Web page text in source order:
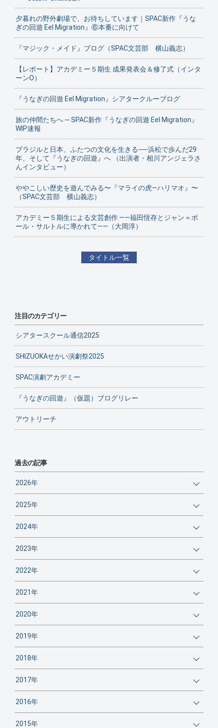
夕暮れの野外劇場で、お待ちしています｜SPAC新作『うな
ぎの回遊 Eel Migration』⑥本番に向けて
『マジック・メイド』ブログ（SPAC文芸部 横山義志）
【レポート】アカデミー５期生 成果発表会＆修了式（インタ
ーンO）
『うなぎの回遊 Eel Migration』シアタークルーブログ
旅の仲間たちへ ─ SPAC新作『うなぎの回遊 Eel Migration』
WIP速報
ブラジルと日本、ふたつの文化を生きる──浜松で歩んだ29
年、そして『うなぎの回遊』へ （出演者・相川アンジェラさ
んインタビュー）
ややこしい歴史を遊んでみる〜『マライの虎—ハリマオ』〜
（SPAC文芸部 横山義志）
アカデミー５期生による文芸創作 ——福田恆存とジャン＝ポ
ール・サルトルに導かれて——（大岡淳）
タイトル一覧
注目のカテゴリー
シアタースクール通信2025
SHIZUOKAせかい演劇祭2025
SPAC演劇アカデミー
『うなぎの回遊』（仮題）ブログリレー
アウトリーチ
過去の記事
2026年
2025年
2024年
2023年
2022年
2021年
2020年
2019年
2018年
2017年
2016年
2015年